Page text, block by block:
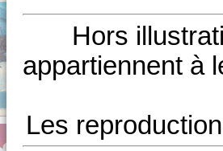
Hors
appartiennent à
Les